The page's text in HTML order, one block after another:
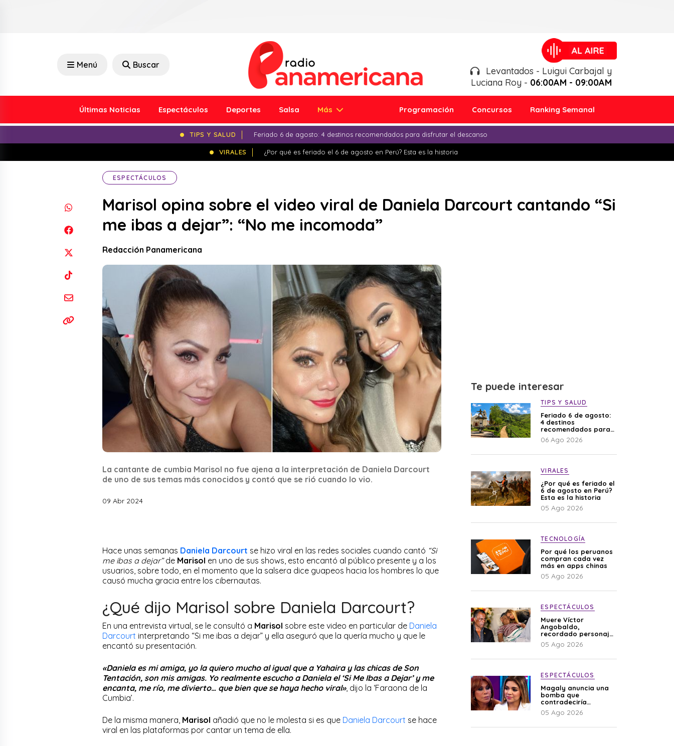
Menú Buscar
Levantados - Luigui Carbajal y
Luciana Roy - 06:00AM - 09:00AM
Últimas Noticias Espectáculos Deportes Salsa Más Programación Concursos Ranking Semanal
TIPS Y SALUD Feriado 6 de agosto: 4 destinos recomendados para disfrutar el descanso
VIRALES ¿Por qué es feriado el 6 de agosto en Perú? Esta es la historia
ESPECTÁCULOS
Marisol opina sobre el video viral de Daniela Darcourt cantando “Si
me ibas a dejar”: “No me incomoda”
Redacción Panamericana
La cantante de cumbia Marisol no fue ajena a la interpretación de Daniela Darcourt
de uno de sus temas más conocidos y contó que se rió cuando lo vio.
09 Abr 2024
Hace unas semanas Daniela Darcourt se hizo viral en las redes sociales cuando cantó “Si
me ibas a dejar”de Marisol en uno de sus shows, esto encantó al público presente y a los
usuarios, sobre todo, en el momento que la salsera dice guapeos hacia los hombres lo que
causó mucha gracia entre los cibernautas.
¿Qué dijo Marisol sobre Daniela Darcourt?
En una entrevista virtual, se le consultó a Marisol sobre este video en particular de Daniela
Darcourt interpretando “Si me ibas a dejar” y ella aseguró que la quería mucho y que le
encantó su presentación.
«Daniela es mi amiga, yo la quiero mucho al igual que a Yahaira y las chicas de Son
Tentación, son mis amigas. Yo realmente escucho a Daniela el ‘Si Me Ibas a Dejar’ y me
encanta, me río, me divierto… que bien que se haya hecho viral», dijo la ‘Faraona de la
Cumbia’.
De la misma manera, Marisol añadió que no le molesta si es que Daniela Darcourt se hace
viral en las plataformas por cantar un tema de ella.
Te puede interesar
TIPS Y SALUD
Feriado 6 de agosto:
4 destinos
recomendados para
disfrutar el descanso
06 Ago 2026
VIRALES
¿Por qué es feriado el
6 de agosto en Perú?
Esta es la historia
05 Ago 2026
TECNOLOGÍA
Por qué los peruanos
compran cada vez
más en apps chinas
05 Ago 2026
ESPECTÁCULOS
Muere Víctor
Angobaldo,
recordado personaje
de la farándula y
expareja de Shirley
05 Ago 2026
ESPECTÁCULOS
Magaly anuncia una
bomba que
contradeciría
comunicado de La
Bella Luz: “Hay un
05 Ago 2026